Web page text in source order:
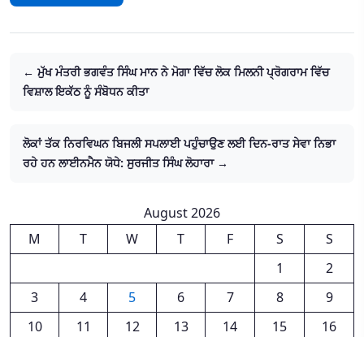
← ਮੁੱਖ ਮੰਤਰੀ ਭਗਵੰਤ ਸਿੰਘ ਮਾਨ ਨੇ ਮੋਗਾ ਵਿੱਚ ਲੋਕ ਮਿਲਨੀ ਪ੍ਰੋਗਰਾਮ ਵਿੱਚ
ਵਿਸ਼ਾਲ ਇਕੱਠ ਨੂੰ ਸੰਬੋਧਨ ਕੀਤਾ
ਲੋਕਾਂ ਤੱਕ ਨਿਰਵਿਘਨ ਬਿਜਲੀ ਸਪਲਾਈ ਪਹੁੰਚਾਉਣ ਲਈ ਦਿਨ-ਰਾਤ ਸੇਵਾ ਨਿਭਾ
ਰਹੇ ਹਨ ਲਾਈਨਮੈਨ ਯੋਧੇ: ਸੁਰਜੀਤ ਸਿੰਘ ਲੋਹਾਰਾ →
August 2026
M
T W T F S
S
1
2
3
4 5 6 7 8
9
10
11 12 13 14 15
16